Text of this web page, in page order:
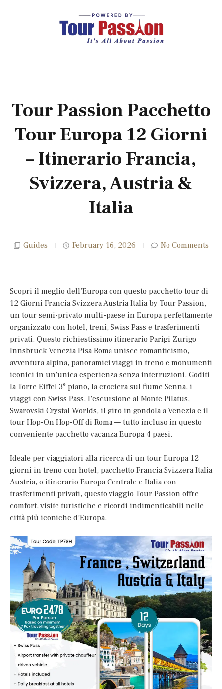
Tour Passion Pacchetto
Tour Europa 12 Giorni
– Itinerario Francia,
Svizzera, Austria &
Italia
Guides February 16, 2026 No Comments
Scopri il meglio dell’Europa con questo pacchetto tour di
12 Giorni Francia Svizzera Austria Italia by Tour Passion,
un tour semi-privato multi-paese in Europa perfettamente
organizzato con hotel, treni, Swiss Pass e trasferimenti
privati. Questo richiestissimo itinerario Parigi Zurigo
Innsbruck Venezia Pisa Roma unisce romanticismo,
avventura alpina, panoramici viaggi in treno e monumenti
iconici in un’unica esperienza senza interruzioni. Goditi
la Torre Eiffel 3° piano, la crociera sul fiume Senna, i
viaggi con Swiss Pass, l’escursione al Monte Pilatus,
Swarovski Crystal Worlds, il giro in gondola a Venezia e il
tour Hop-On Hop-Off di Roma — tutto incluso in questo
conveniente pacchetto vacanza Europa 4 paesi.
Ideale per viaggiatori alla ricerca di un tour Europa 12
giorni in treno con hotel, pacchetto Francia Svizzera Italia
Austria, o itinerario Europa Centrale e Italia con
trasferimenti privati, questo viaggio Tour Passion offre
comfort, visite turistiche e ricordi indimenticabili nelle
città più iconiche d’Europa.